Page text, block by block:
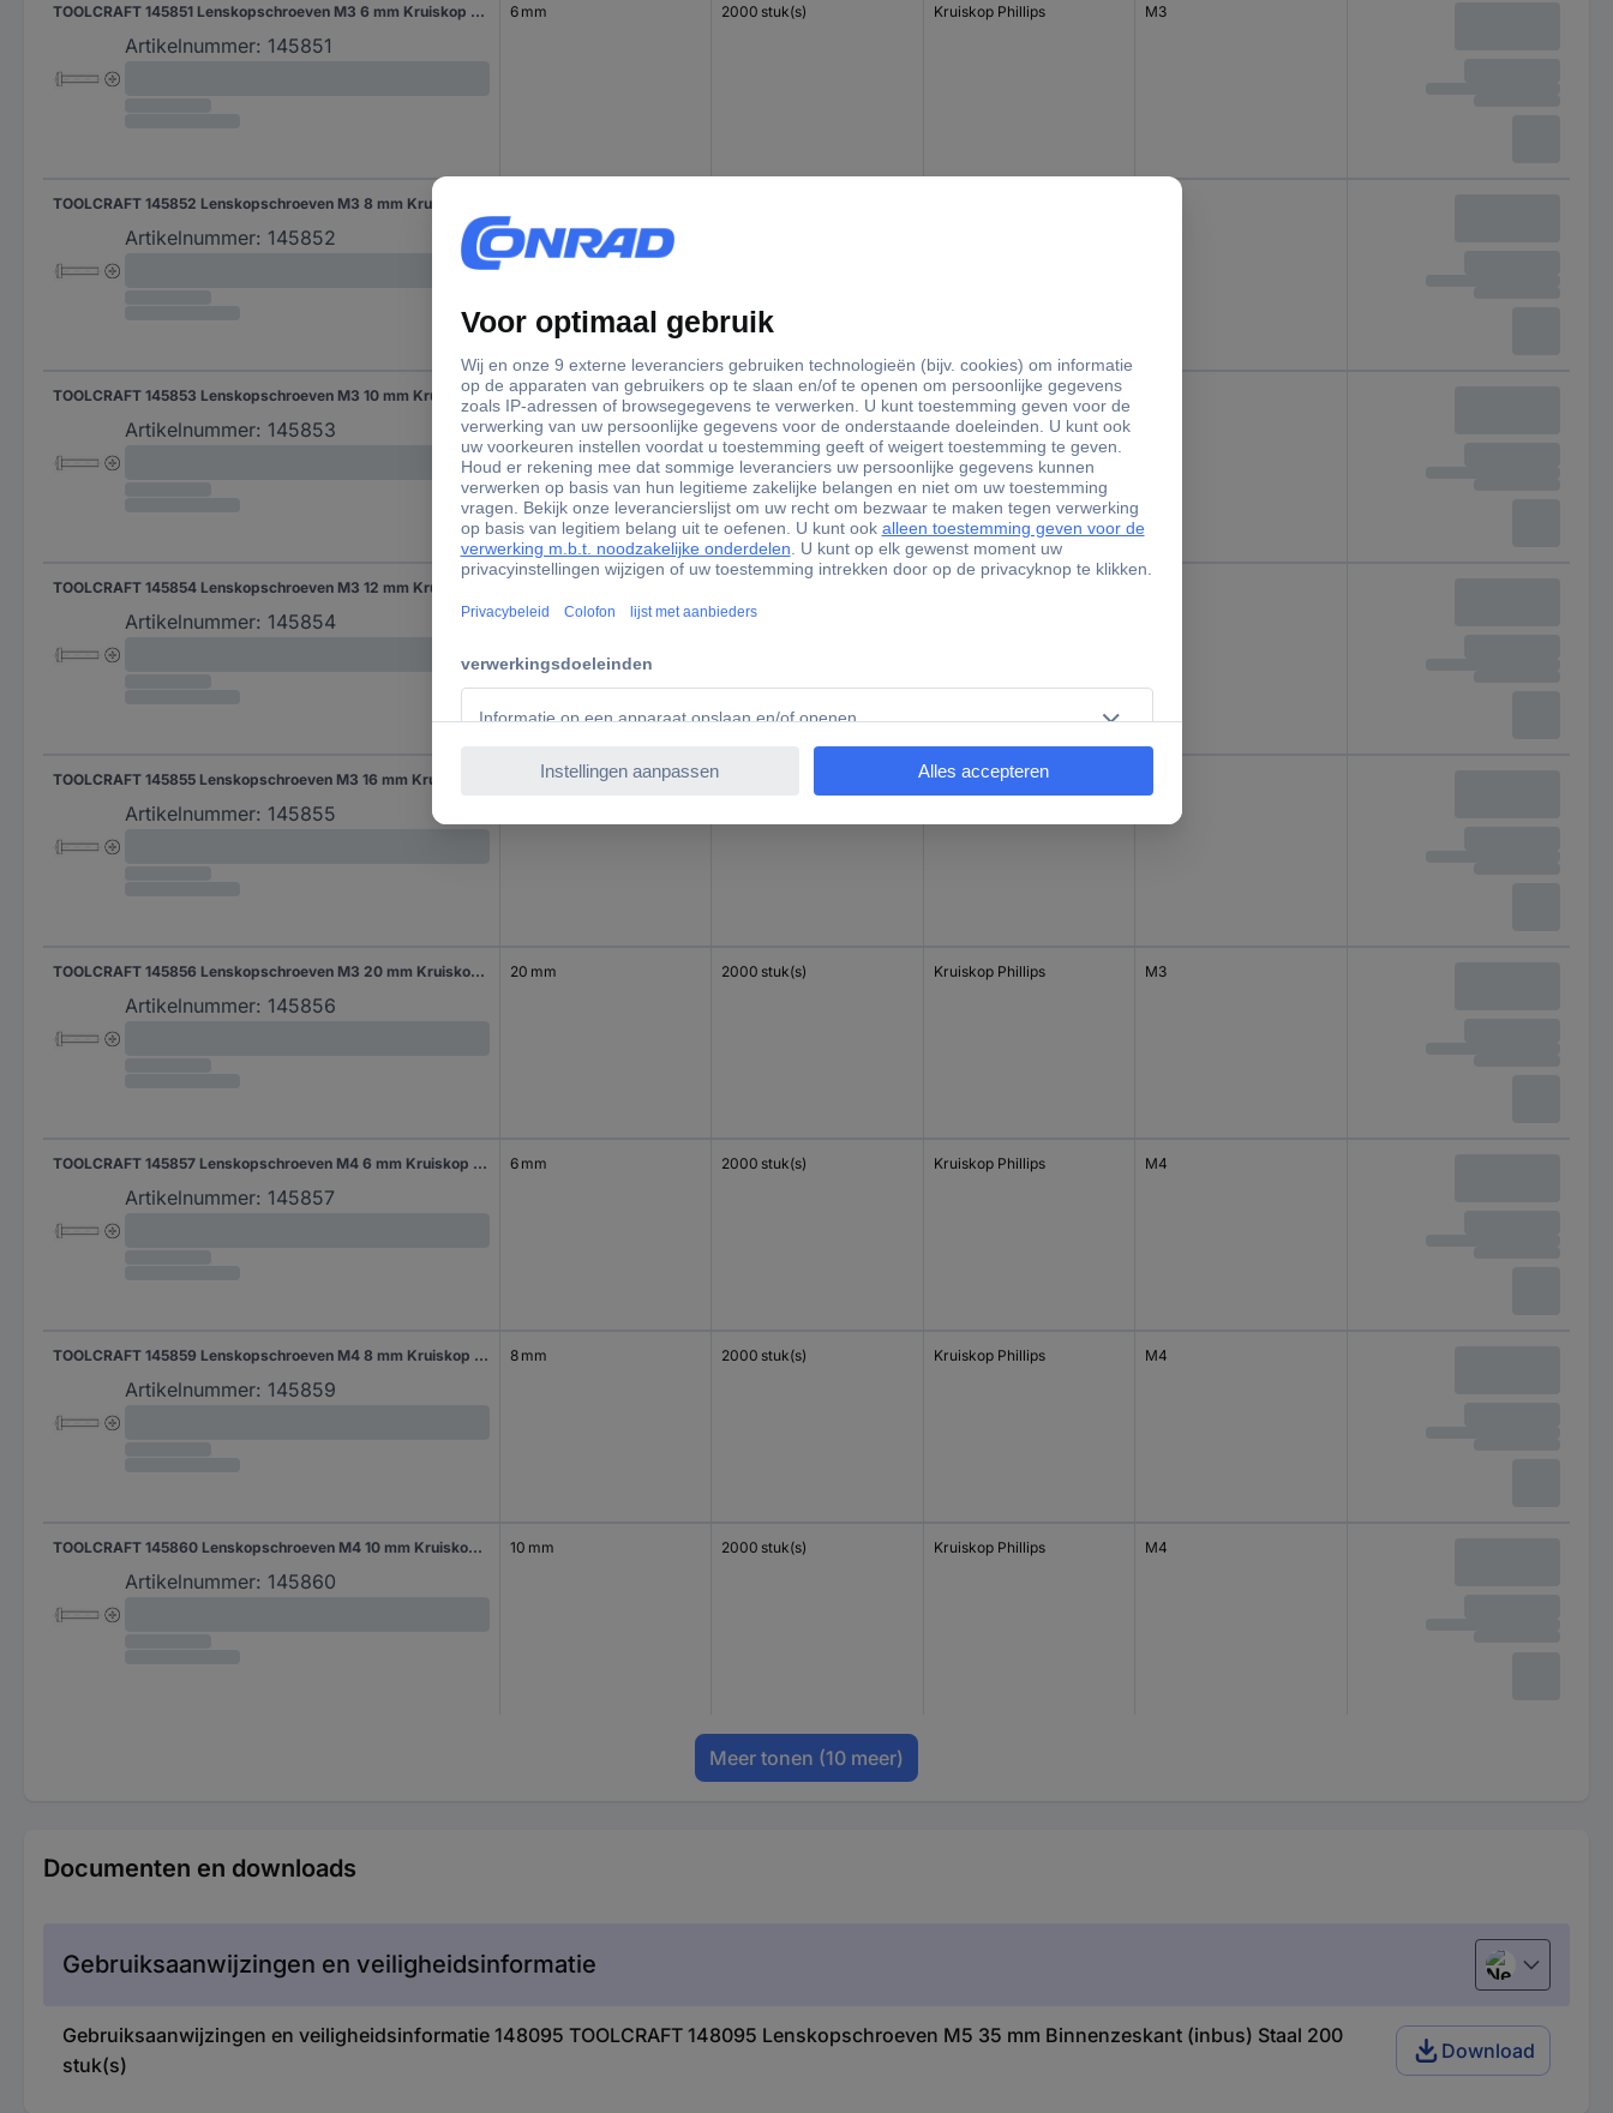
TOOLCRAFT 145851 Lenskopschroeven M3 6 mm Kruiskop Phillips DIN 7985 Staal 2000 stuk(s)
Artikelnummer: 145851
6 mm 2000 stuk(s) Kruiskop Phillips M3
Artikelnummer: 145852
TOOLCRAFT 145853 Lenskopschroeven M3 10 mm Kruiskop Phillips DIN 7985 Staal 2000 stuk(s)
Artikelnummer: 145853
10 mm 2000 stuk(s) Kruiskop Phillips
Artikelnummer: 145854
Artikelnummer: 145855
16 mm Kruiskop Phillips
TOOLCRAFT 145856 Lenskopschroeven M3 20 mm Kruiskop Phillips DIN 7985 Staal 2000 stuk(s)
Artikelnummer: 145856
20 mm 2000 stuk(s) Kruiskop Phillips M3
TOOLCRAFT 145857 Lenskopschroeven M4 6 mm Kruiskop Phillips DIN 7985 Staal 2000 stuk(s)
Artikelnummer: 145857
6 mm 2000 stuk(s) Kruiskop Phillips M4
TOOLCRAFT 145859 Lenskopschroeven M4 8 mm Kruiskop Phillips DIN 7985 Staal 2000 stuk(s)
Artikelnummer: 145859
8 mm 2000 stuk(s) Kruiskop Phillips M4
TOOLCRAFT 145860 Lenskopschroeven M4 10 mm Kruiskop Phillips DIN 7985 Staal 2000 stuk(s)
Artikelnummer: 145860
10 mm 2000 stuk(s) Kruiskop Phillips M4
Meer tonen (10 meer)
Documenten en downloads
Gebruiksaanwijzingen en veiligheidsinformatie Nederlands
Gebruiksaanwijzingen en veiligheidsinformatie 148095 TOOLCRAFT 148095 Lenskopschroeven M5 35 mm Binnenzeskant (inbus) Staal 200
stuk(s)
Download